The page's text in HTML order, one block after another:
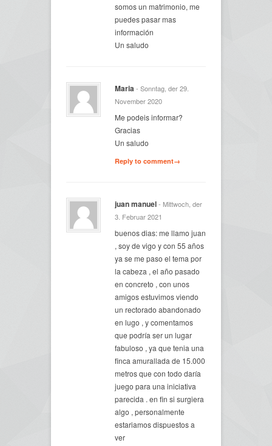
somos un matrimonio, me
puedes pasar mas
información
Un saludo
Maria- Sonntag, der 29.
November 2020
Me podeis informar?
Gracias
Un saludo
Reply to comment→
juan manuel- Mittwoch, der
3. Februar 2021
buenos dias: me llamo juan
, soy de vigo y con 55 años
ya se me paso el tema por
la cabeza , el año pasado
en concreto , con unos
amigos estuvimos viendo
un rectorado abandonado
en lugo , y comentamos
que podría ser un lugar
fabuloso , ya que tenia una
finca amurallada de 15.000
metros que con todo daría
juego para una iniciativa
parecida . en fin si surgiera
algo , personalmente
estariamos dispuestos a
ver